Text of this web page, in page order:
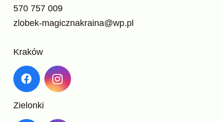
570 757 009
zlobek-magicznakraina@wp.pl
Kraków
Zielonki